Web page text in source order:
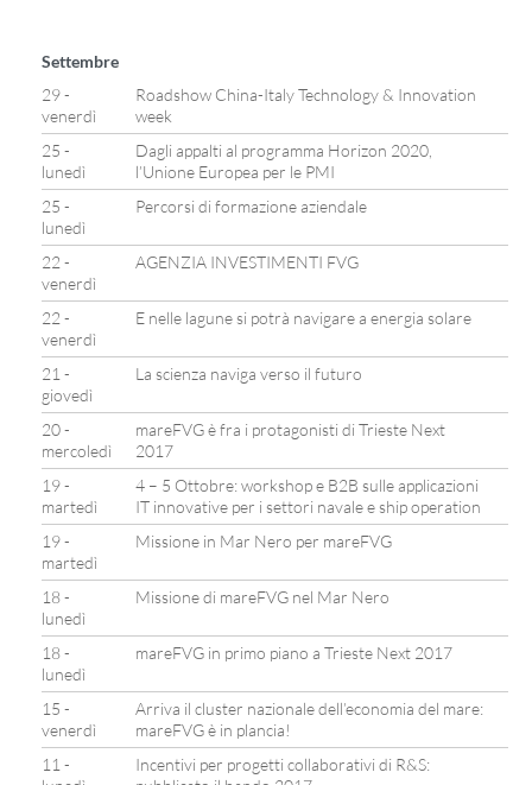
Settembre
29 -
venerdì
Roadshow China-Italy Technology & Innovation
week
25 -
lunedì
Dagli appalti al programma Horizon 2020,
l’Unione Europea per le PMI
25 -
lunedì
Percorsi di formazione aziendale
22 -
venerdì
AGENZIA INVESTIMENTI FVG
22 -
venerdì
E nelle lagune si potrà navigare a energia solare
21 -
giovedì
La scienza naviga verso il futuro
20 -
mercoledì
mareFVG è fra i protagonisti di Trieste Next
2017
19 -
martedì
4 – 5 Ottobre: workshop e B2B sulle applicazioni
IT innovative per i settori navale e ship operation
19 -
martedì
Missione in Mar Nero per mareFVG
18 -
lunedì
Missione di mareFVG nel Mar Nero
18 -
lunedì
mareFVG in primo piano a Trieste Next 2017
15 -
venerdì
Arriva il cluster nazionale dell’economia del mare:
mareFVG è in plancia!
11 -
Incentivi per progetti collaborativi di R&S: